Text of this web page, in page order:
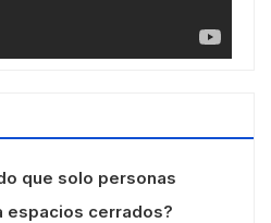
que solo personas
espacios cerrados?